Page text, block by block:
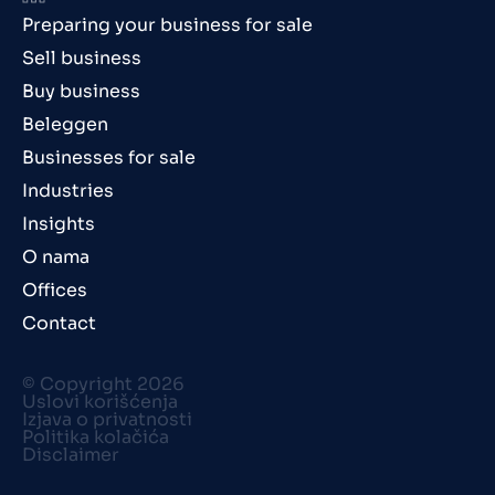
Preparing your business for sale
Sell business
Buy business
Beleggen
Businesses for sale
Industries
Insights
O nama
Offices
Contact
© Copyright 2026
Uslovi korišćenja
Izjava o privatnosti
Politika kolačića
Disclaimer